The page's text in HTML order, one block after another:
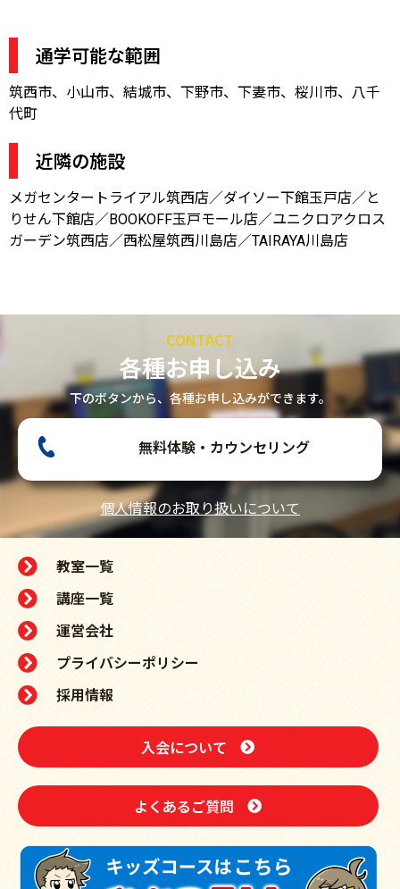
通学可能な範囲
筑西市、小山市、結城市、下野市、下妻市、桜川市、八千
代町
近隣の施設
メガセンタートライアル筑西店／ダイソー下館玉戸店／と
りせん下館店／BOOKOFF玉戸モール店／ユニクロアクロス
ガーデン筑西店／西松屋筑西川島店／TAIRAYA川島店
CONTACT
各種お申し込み
下のボタンから、各種お申し込みができます。
無料体験・カウンセリング
個人情報のお取り扱いについて
教室一覧
講座一覧
運営会社
プライバシーポリシー
採用情報
入会について
よくあるご質問